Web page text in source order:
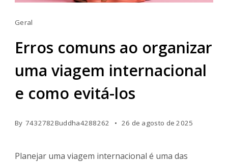
Geral
Erros comuns ao organizar
uma viagem internacional
e como evitá-los
By 7432782Buddha4288262 26 de agosto de 2025
Planejar uma viagem internacional é uma das